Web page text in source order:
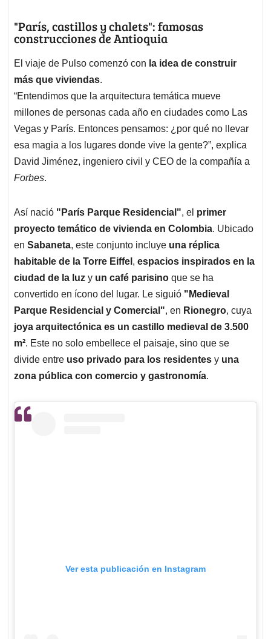
"París, castillos y chalets": famosas
construcciones de Antioquia
El viaje de Pulso comenzó con la idea de construir
más que viviendas.
“Entendimos que la arquitectura temática mueve
millones de personas cada año en ciudades como Las
Vegas y París. Entonces pensamos: ¿por qué no llevar
esa magia a los lugares donde vive la gente?”, explica
David Jiménez, ingeniero civil y CEO de la compañía a
Forbes.
Así nació "París Parque Residencial", el primer
proyecto temático de vivienda en Colombia. Ubicado
en Sabaneta, este conjunto incluye una réplica
habitable de la Torre Eiffel , espacios inspirados en la
ciudad de la luz y un café parisino que se ha
convertido en ícono del lugar. Le siguió "Medieval
Parque Residencial y Comercial", en Rionegro, cuya
joya arquitectónica es un castillo medieval de 3.500
m². Este no solo embellece el paisaje, sino que se
divide entre uso privado para los residentes y una
zona pública con comercio y gastronomía.
Ver esta publicación en Instagram